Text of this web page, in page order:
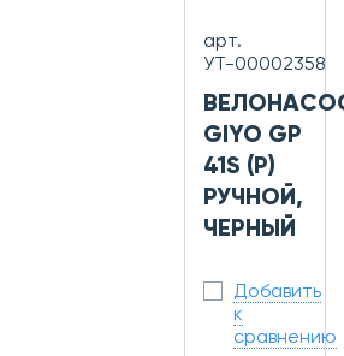
арт.
УТ-00002358
GIYO GP
41S (P)
РУЧНОЙ,
ЧЕРНЫЙ
Добавить
к
сравнению